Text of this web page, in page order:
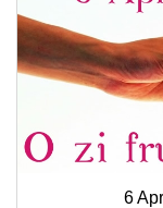
6